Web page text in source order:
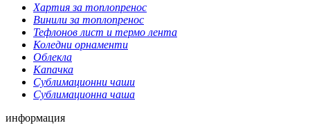
Хартия за топлопренос
Винили за топлопренос
Тефлонов лист и термо лента
Коледни орнаменти
Облекла
Капачка
Сублимационни чаши
Сублимационна чаша
информация